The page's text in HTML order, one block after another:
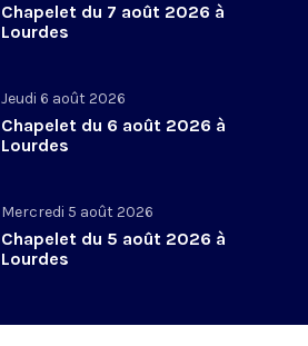
Chapelet du 7 août 2026 à
Lourdes
Jeudi 6 août 2026
Chapelet du 6 août 2026 à
Lourdes
Mercredi 5 août 2026
Chapelet du 5 août 2026 à
Lourdes